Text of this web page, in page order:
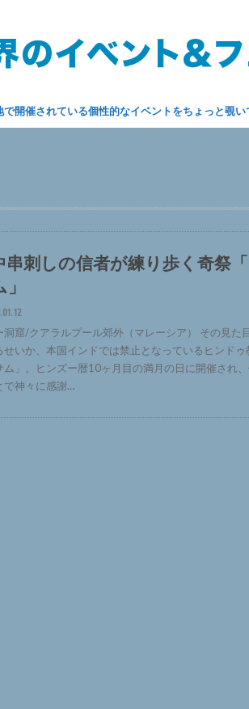
で開催されている個性的なイベントをちょっと覗い
串刺しの信者が練り歩く奇祭
洞窟/クアラルプール郊外（マレーシア） その見た
せいか、本国インドでは禁止となっているヒンドゥ
ム」。ヒンズー暦10ヶ月目の満月の日に開催され
で神々に感謝…